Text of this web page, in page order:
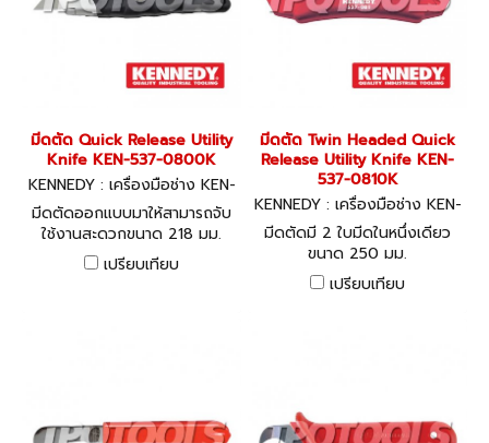
มีดตัด Quick Release Utility
Knife KEN-537-0800K
KENNEDY : เครื่องมือช่าง KEN-
537-0800K
มีดตัดออกแบบมาให้สามารถจับ
ใช้งานสะดวกขนาด 218 มม.
เปรียบเทียบ
มีดตัด Twin Headed Quick
Release Utility Knife KEN-
537-0810K
KENNEDY : เครื่องมือช่าง KEN-
537-0810K
มีดตัดมี 2 ใบมีดในหนึ่งเดียว
ขนาด 250 มม.
เปรียบเทียบ